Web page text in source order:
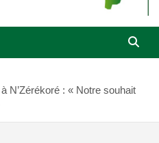
N’Zérékoré : « Notre souhait